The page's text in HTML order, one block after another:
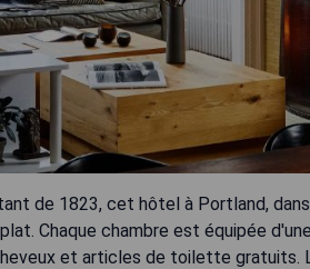
de 1823, cet hôtel à Portland,
Chaque chambre est équipée
et articles de toilette